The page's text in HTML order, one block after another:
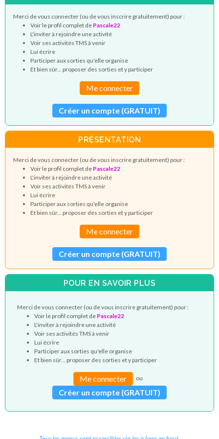
Merci de vous connecter (ou de vous inscrire gratuitement) pour :
Voir le profil complet de Pascale22
L'inviter à rejoindre une activité
Voir ses activités TMS à venir
Lui écrire
Participer aux sorties qu'elle organise
Et bien sûr... proposer des sorties et y participer
Me connecter
Créer un compte (GRATUIT)
PRÉSENTATION
Merci de vous connecter (ou de vous inscrire gratuitement) pour :
Voir le profil complet de Pascale22
L'inviter à rejoindre une activité
Voir ses activités TMS à venir
Lui écrire
Participer aux sorties qu'elle organise
Et bien sûr... proposer des sorties et y participer
Me connecter
Créer un compte (GRATUIT)
POUR EN SAVOIR PLUS
Merci de vous connecter (ou de vous inscrire gratuitement) pour :
Voir le profil complet de Pascale22
L'inviter à rejoindre une activité
Voir ses activités TMS à venir
Lui écrire
Participer aux sorties qu'elle organise
Et bien sûr... proposer des sorties et y participer
Me connecter ou
Créer un compte (GRATUIT)